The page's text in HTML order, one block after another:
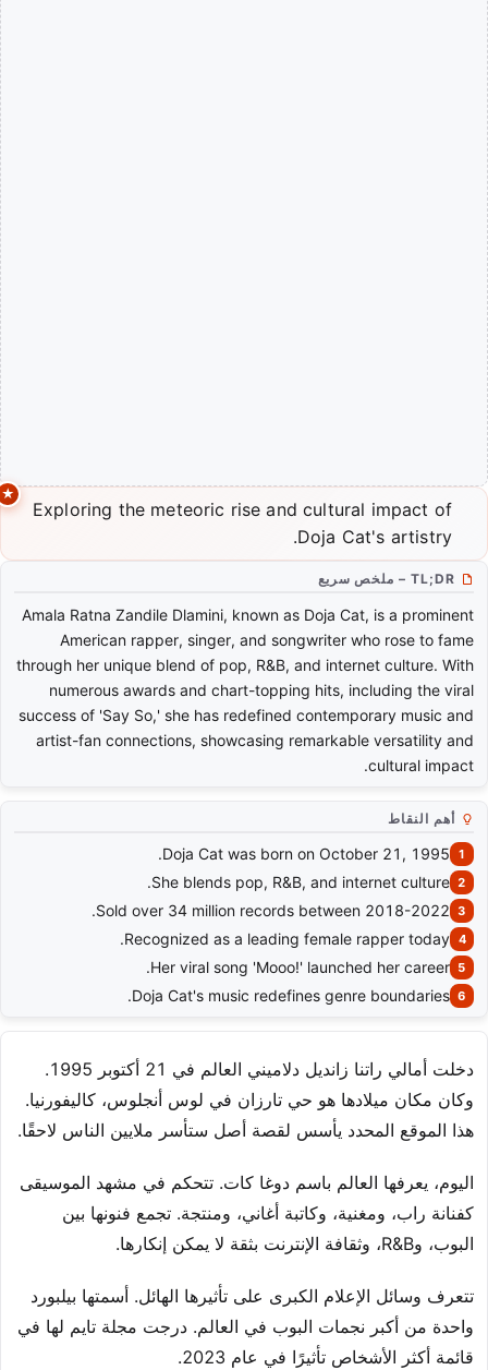
Exploring the meteoric rise and cultural impact of
Doja Cat's artistry.
TL;DR – ملخص سريع
Amala Ratna Zandile Dlamini, known as Doja Cat, is a prominent
American rapper, singer, and songwriter who rose to fame
through her unique blend of pop, R&B, and internet culture. With
numerous awards and chart-topping hits, including the viral
success of 'Say So,' she has redefined contemporary music and
artist-fan connections, showcasing remarkable versatility and
cultural impact.
أهم النقاط
Doja Cat was born on October 21, 1995.
She blends pop, R&B, and internet culture.
Sold over 34 million records between 2018-2022.
Recognized as a leading female rapper today.
Her viral song 'Mooo!' launched her career.
Doja Cat's music redefines genre boundaries.
دخلت أمالي راتنا زانديل دلاميني العالم في 21 أكتوبر 1995.
وكان مكان ميلادها هو حي تارزان في لوس أنجلوس، كاليفورنيا.
هذا الموقع المحدد يأسس لقصة أصل ستأسر ملايين الناس لاحقًا.
اليوم، يعرفها العالم باسم دوغا كات. تتحكم في مشهد الموسيقى
كفنانة راب، ومغنية، وكاتبة أغاني، ومنتجة. تجمع فنونها بين
البوب، وR&B، وثقافة الإنترنت بثقة لا يمكن إنكارها.
تتعرف وسائل الإعلام الكبرى على تأثيرها الهائل. أسمتها بيلبورد
واحدة من أكبر نجمات البوب في العالم. درجت مجلة تايم لها في
قائمة أكثر الأشخاص تأثيرًا في عام 2023.